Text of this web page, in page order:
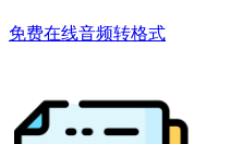
免费在线音频转格式